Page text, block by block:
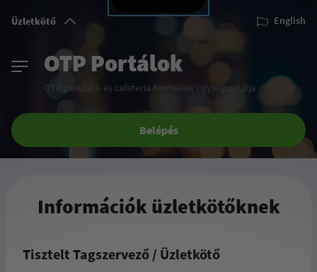
Üzletkötő English
OTP Portálok
OTP pénztári- és cafeteria-termékek ügyfélportálja
Belépés
Információk üzletkötőknek
Tisztelt Tagszervező / Üzletkötő